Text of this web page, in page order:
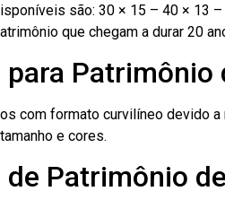
são: 30 × 15 – 40 × 13
que chegam a durar 20
para
com formato curvilíneo devido
e cores.
de Patrimônio